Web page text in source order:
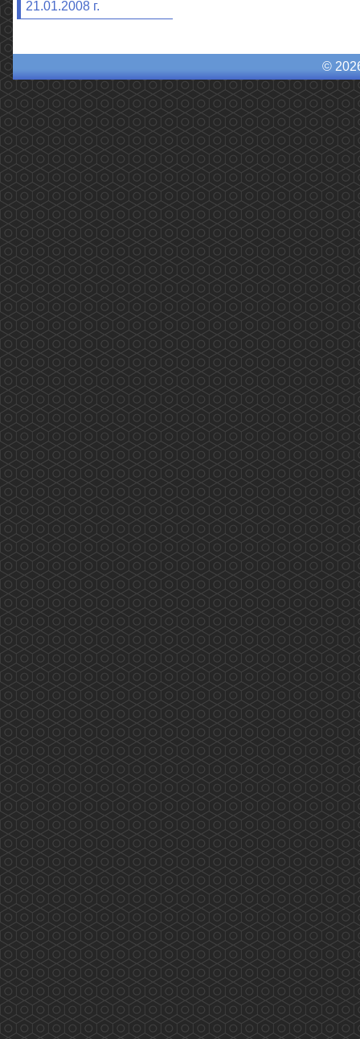
21.01.2008 г.
©